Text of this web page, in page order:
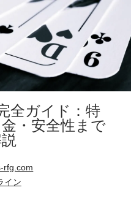
全ガイド：特
・安全性まで
rfg.com
イン